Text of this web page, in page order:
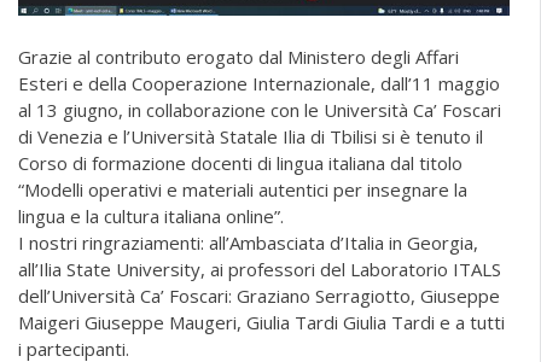
Grazie al contributo erogato dal Ministero degli Affari
Esteri e della Cooperazione Internazionale, dall’11 maggio
al 13 giugno, in collaborazione con le Università Ca’ Foscari
di Venezia e l’Università Statale Ilia di Tbilisi si è tenuto il
Corso di formazione docenti di lingua italiana dal titolo
“Modelli operativi e materiali autentici per insegnare la
lingua e la cultura italiana online”.
I nostri ringraziamenti: all’Ambasciata d’Italia in Georgia,
all’Ilia State University, ai professori del Laboratorio ITALS
dell’Università Ca’ Foscari: Graziano Serragiotto, Giuseppe
Maigeri Giuseppe Maugeri, Giulia Tardi Giulia Tardi e a tutti
i partecipanti.